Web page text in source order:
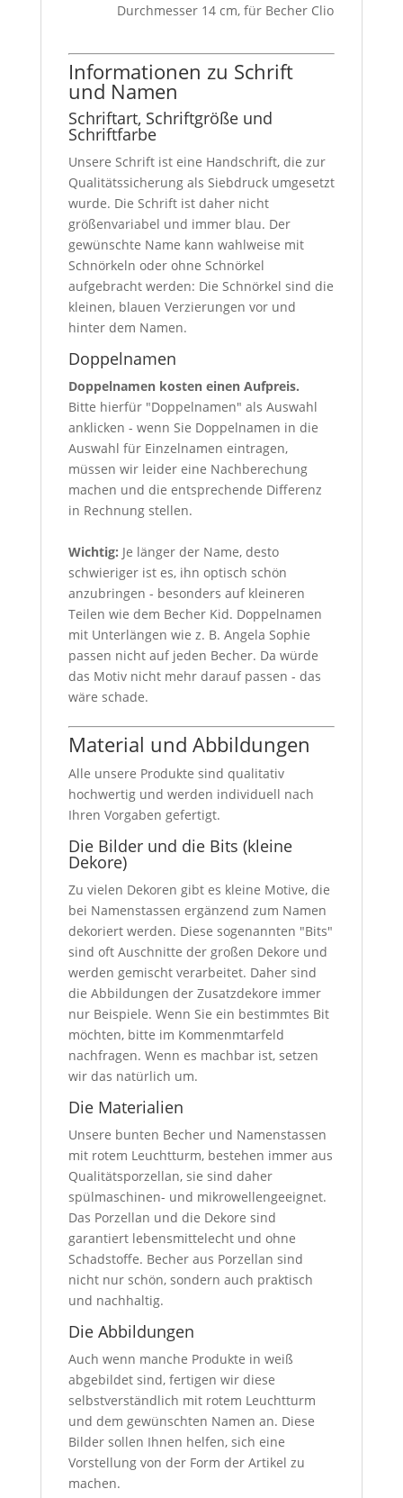
Durchmesser 14 cm, für Becher Clio
Informationen zu Schrift
und Namen
Schriftart, Schriftgröße und
Schriftfarbe
Unsere Schrift ist eine Handschrift, die zur
Qualitätssicherung als Siebdruck umgesetzt
wurde. Die Schrift ist daher nicht
größenvariabel und immer blau. Der
gewünschte Name kann wahlweise mit
Schnörkeln oder ohne Schnörkel
aufgebracht werden: Die Schnörkel sind die
kleinen, blauen Verzierungen vor und
hinter dem Namen.
Doppelnamen
Doppelnamen kosten einen Aufpreis.
Bitte hierfür "Doppelnamen" als Auswahl
anklicken - wenn Sie Doppelnamen in die
Auswahl für Einzelnamen eintragen,
müssen wir leider eine Nachberechung
machen und die entsprechende Differenz
in Rechnung stellen.
Wichtig: Je länger der Name, desto
schwieriger ist es, ihn optisch schön
anzubringen - besonders auf kleineren
Teilen wie dem Becher Kid. Doppelnamen
mit Unterlängen wie z. B. Angela Sophie
passen nicht auf jeden Becher. Da würde
das Motiv nicht mehr darauf passen - das
wäre schade.
Material und Abbildungen
Alle unsere Produkte sind qualitativ
hochwertig und werden individuell nach
Ihren Vorgaben gefertigt.
Die Bilder und die Bits (kleine
Dekore)
Zu vielen Dekoren gibt es kleine Motive, die
bei Namenstassen ergänzend zum Namen
dekoriert werden. Diese sogenannten "Bits"
sind oft Auschnitte der großen Dekore und
werden gemischt verarbeitet. Daher sind
die Abbildungen der Zusatzdekore immer
nur Beispiele. Wenn Sie ein bestimmtes Bit
möchten, bitte im Kommenmtarfeld
nachfragen. Wenn es machbar ist, setzen
wir das natürlich um.
Die Materialien
Unsere bunten Becher und Namenstassen
mit rotem Leuchtturm, bestehen immer aus
Qualitätsporzellan, sie sind daher
spülmaschinen- und mikrowellengeeignet.
Das Porzellan und die Dekore sind
garantiert lebensmittelecht und ohne
Schadstoffe. Becher aus Porzellan sind
nicht nur schön, sondern auch praktisch
und nachhaltig.
Die Abbildungen
Auch wenn manche Produkte in weiß
abgebildet sind, fertigen wir diese
selbstverständlich mit rotem Leuchtturm
und dem gewünschten Namen an. Diese
Bilder sollen Ihnen helfen, sich eine
Vorstellung von der Form der Artikel zu
machen.